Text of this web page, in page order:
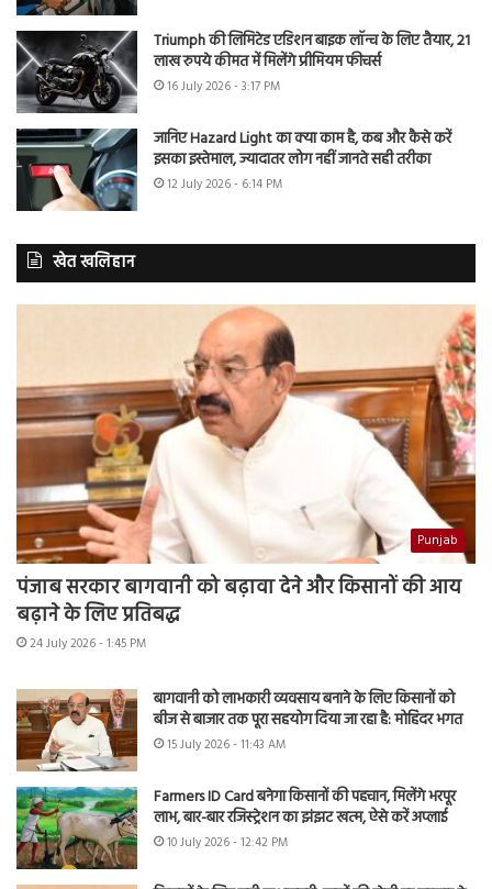
Triumph की लिमिटेड एडिशन बाइक लॉन्च के लिए तैयार, 21
लाख रुपये कीमत में मिलेंगे प्रीमियम फीचर्स
16 July 2026 - 3:17 PM
जानिए Hazard Light का क्या काम है, कब और कैसे करें
इसका इस्तेमाल, ज्यादातर लोग नहीं जानते सही तरीका
12 July 2026 - 6:14 PM
खेत खलिहान
Punjab
पंजाब सरकार बागवानी को बढ़ावा देने और किसानों की आय
बढ़ाने के लिए प्रतिबद्ध
24 July 2026 - 1:45 PM
बागवानी को लाभकारी व्यवसाय बनाने के लिए किसानों को
बीज से बाजार तक पूरा सहयोग दिया जा रहा है: मोहिंदर भगत
15 July 2026 - 11:43 AM
Farmers ID Card बनेगा किसानों की पहचान, मिलेंगे भरपूर
लाभ, बार-बार रजिस्ट्रेशन का झंझट खत्म, ऐसे करें अप्लाई
10 July 2026 - 12:42 PM